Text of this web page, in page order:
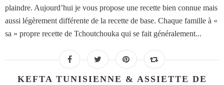
plaindre. Aujourd’hui je vous propose une recette bien connue mais
aussi légèrement différente de la recette de base. Chaque famille à «
sa » propre recette de Tchoutchouka qui se fait généralement...
KEFTA TUNISIENNE & ASSIETTE DE